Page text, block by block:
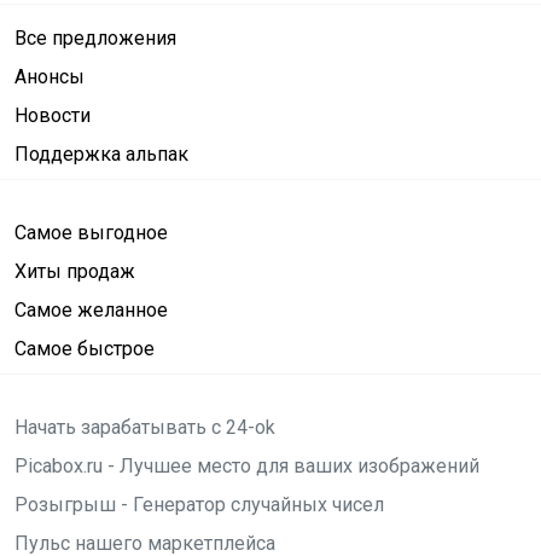
Все предложения
Анонсы
Новости
Поддержка альпак
Самое выгодное
Хиты продаж
Самое желанное
Самое быстрое
Начать зарабатывать с 24-ok
Picabox.ru - Лучшее место для ваших изображений
Розыгрыш - Генератор случайных чисел
Пульс нашего маркетплейса